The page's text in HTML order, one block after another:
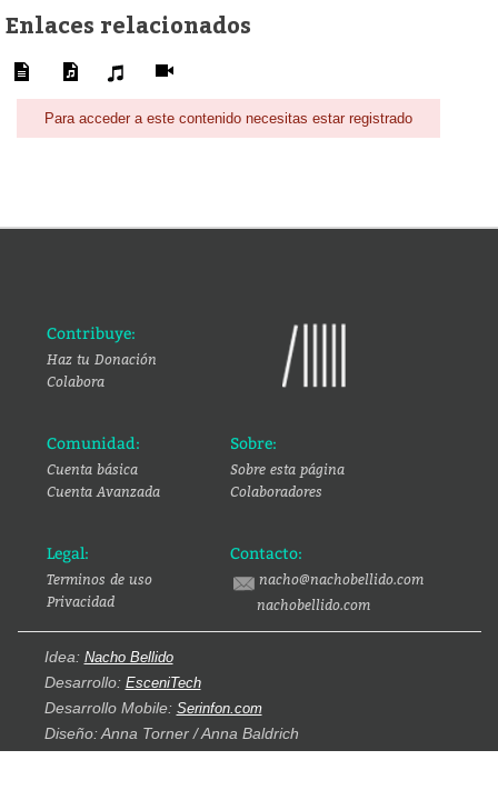
Enlaces relacionados
Para acceder a este contenido necesitas estar registrado
Contribuye:
Haz tu Donación
Colabora
Comunidad:
Cuenta básica
Cuenta Avanzada
Sobre:
Sobre esta página
Colaboradores
Legal:
Terminos de uso
Privacidad
Contacto:
nacho@nachobellido.com
nachobellido.com
Idea: Nacho Bellido
Desarrollo: EsceniTech
Desarrollo Mobile: Serinfon.com
Diseño: Anna Torner / Anna Baldrich